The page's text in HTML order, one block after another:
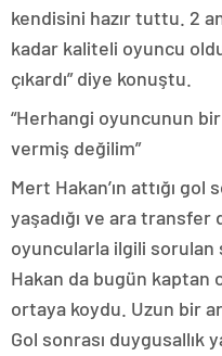
kendisini hazır tuttu. 2
kadar kaliteli oyuncu
çıkardı” diye konuştu.
“Herhangi oyuncunun
vermiş değilim”
Mert Hakan’ın attığı
yaşadığı ve ara
oyuncularla ilgili sorulan
Hakan da bugün kaptan
ortaya koydu. Uzun bir
Gol sonrası duygusallık